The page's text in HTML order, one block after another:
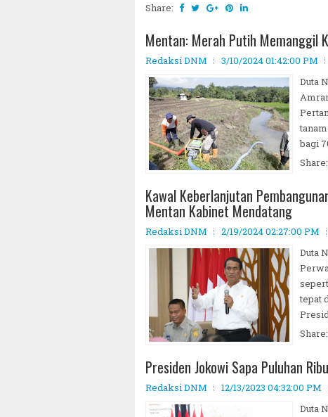
Share:
Mentan: Merah Putih Memanggil
Redaksi DNM 3/10/2024 01:42:00 PM
Duta
bagi
Share:
Kawal Keberlanjutan
Mentan Kabinet Mendatang
Redaksi DNM 2/19/2024 02:27:00 PM
Duta
tepat
Share:
Presiden Jokowi Sapa Puluhan
Redaksi DNM 12/13/2023 04:32:00 PM
Duta